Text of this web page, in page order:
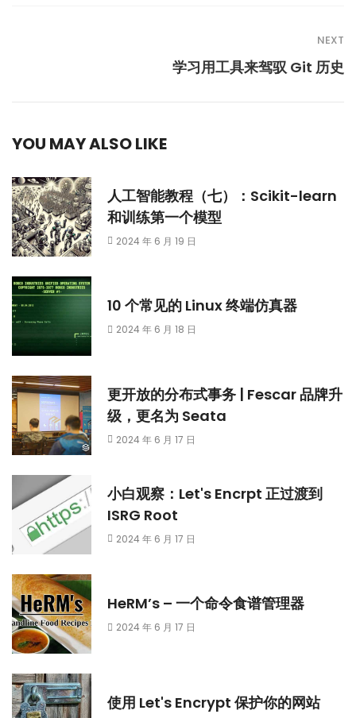
NEXT
学习用工具来驾驭 Git 历史
YOU MAY ALSO LIKE
人工智能教程（七）：Scikit-learn
和训练第一个模型
2024 年 6 月 19 日
10 个常见的 Linux 终端仿真器
2024 年 6 月 18 日
更开放的分布式事务 | Fescar 品牌升
级，更名为 Seata
2024 年 6 月 17 日
小白观察：Let's Encrpt 正过渡到
ISRG Root
2024 年 6 月 17 日
HeRM’s – 一个命令食谱管理器
2024 年 6 月 17 日
使用 Let's Encrypt 保护你的网站